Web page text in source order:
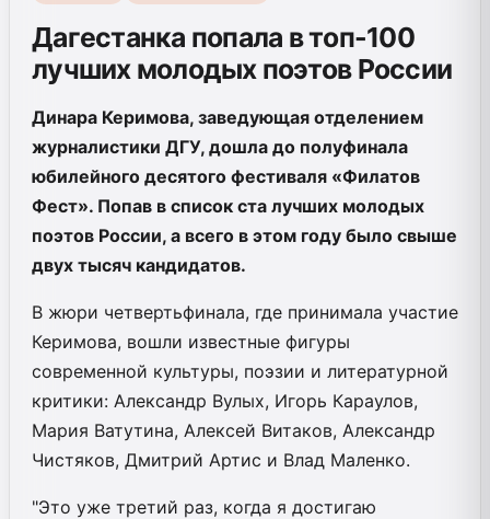
Дагестанка попала в топ-100
лучших молодых поэтов России
Динара Керимова, заведующая отделением
журналистики ДГУ, дошла до полуфинала
юбилейного десятого фестиваля «Филатов
Фест». Попав в список ста лучших молодых
поэтов России, а всего в этом году было свыше
двух тысяч кандидатов.
В жюри четвертьфинала, где принимала участие
Керимова, вошли известные фигуры
современной культуры, поэзии и литературной
критики: Александр Вулых, Игорь Караулов,
Мария Ватутина, Алексей Витаков, Александр
Чистяков, Дмитрий Артис и Влад Маленко.
"Это уже третий раз, когда я достигаю